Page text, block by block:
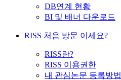
DB연계 현황
BI 및 배너 다운로드
RISS 처음 방문 이세요?
RISS란?
RISS 이용권한
내 관심논문 등록방법